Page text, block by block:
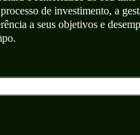
de investimento, a
a seus objetivos e